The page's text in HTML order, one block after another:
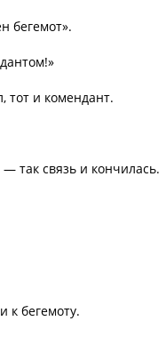
бегемот».
тот и комендант.
так связь и кончилась.
к бегемоту.